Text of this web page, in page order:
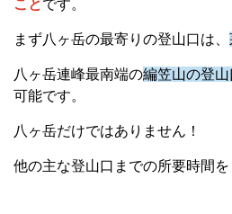
ことです。
まず八ヶ岳の最寄りの登山口は、
八ヶ岳連峰最南端の編笠山の登
可能です。
八ヶ岳だけではありません！
他の主な登山口までの所要時間を